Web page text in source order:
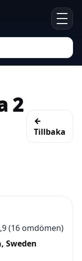
2
←
Tillbaka
(16 omdömen)
Sweden